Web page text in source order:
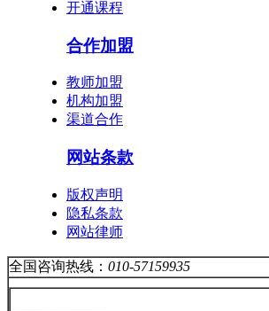
开通课程
合作加盟
教师加盟
机构加盟
渠道合作
网站条款
版权声明
隐私条款
网站律师
全国咨询热线： 010-57159935